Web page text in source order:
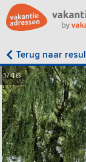
Terug naar
1/46